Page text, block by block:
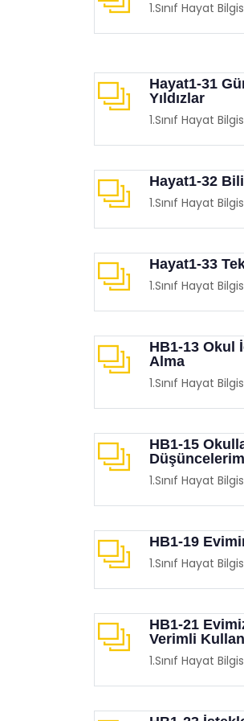
1.Sınıf Hayat
Hayat1-31
Yıldızlar
1.Sınıf Hayat
Hayat1-32
1.Sınıf Hayat
Hayat1-33
1.Sınıf Hayat
HB1-13 Okul
Alma
1.Sınıf Hayat
HB1-15
1.Sınıf Hayat
HB1-19
1.Sınıf Hayat
HB1-21
Verimli
1.Sınıf Hayat